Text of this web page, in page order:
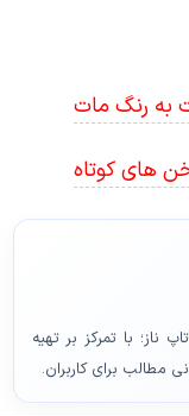
به رنگ مات
های کوتاه
ناز؛ با تمرکز بر تهیه
مطالب برای کاربران.